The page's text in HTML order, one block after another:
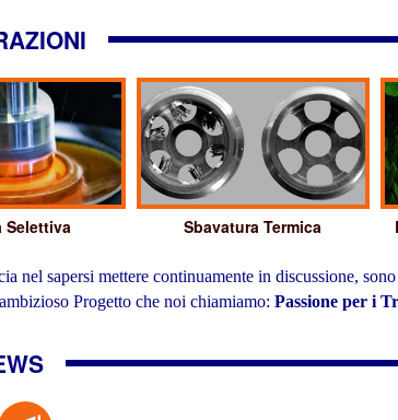
Selettiva Sbavatura Termica
nel sapersi mettere continuamente in discussione,
Progetto che noi chiamiamo: Passione per i